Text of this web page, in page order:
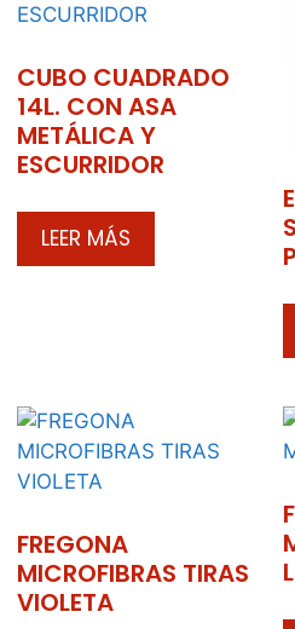
CUBO CUADRADO
14L. CON ASA
METÁLICA Y
ESCURRIDOR
LEER MÁS
FREGONA
MICROFIBRAS TIRAS
VIOLETA